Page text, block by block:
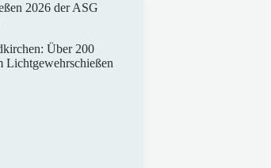
2026 der ASG
Über 200
Lichtgewehrschießen